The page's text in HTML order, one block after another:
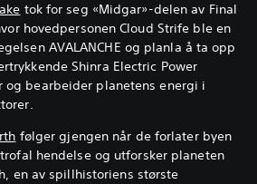
tok for seg «Midgar»-delen av Final
hovedpersonen Cloud Strife ble en
AVALANCHE og planla å ta opp
Shinra Electric Power
og bearbeider planetens energi i
følger gjengen når de forlater byen
hendelse og utforsker planeten
en av spillhistoriens største